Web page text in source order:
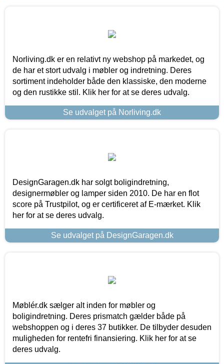
Norliving.dk er en relativt ny webshop på markedet, og
de har et stort udvalg i møbler og indretning. Deres
sortiment indeholder både den klassiske, den moderne
og den rustikke stil. Klik her for at se deres udvalg.
Se udvalget på Norliving.dk
DesignGaragen.dk har solgt boligindretning,
designermøbler og lamper siden 2010. De har en flot
score på Trustpilot, og er certificeret af E-mærket. Klik
her for at se deres udvalg.
Se udvalget på DesignGaragen.dk
Møblér.dk sælger alt inden for møbler og
boligindretning. Deres prismatch gælder både på
webshoppen og i deres 37 butikker. De tilbyder desuden
muligheden for rentefri finansiering. Klik her for at se
deres udvalg.